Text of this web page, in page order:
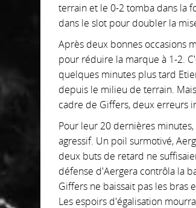
terrain et le 0-2 tomba dans la
dans le slot pour doubler la
Après deux bonnes occasions
pour réduire la marque à 1-2.
quelques minutes plus tard
depuis le milieu de terrain.
cadre de Giffers, deux erreurs
Pour leur 20 dernières
agressif. Un poil surmotivé,
deux buts de retard ne
défense d'Aergera contrôla la
Giffers ne baissait pas les bras
Les espoirs d'égalisation